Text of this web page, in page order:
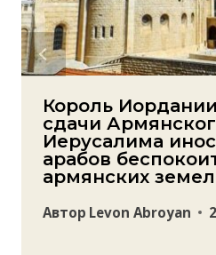
Король
сдачи
Иерусалима
арабов
армянских
Автор Levon Abroyan